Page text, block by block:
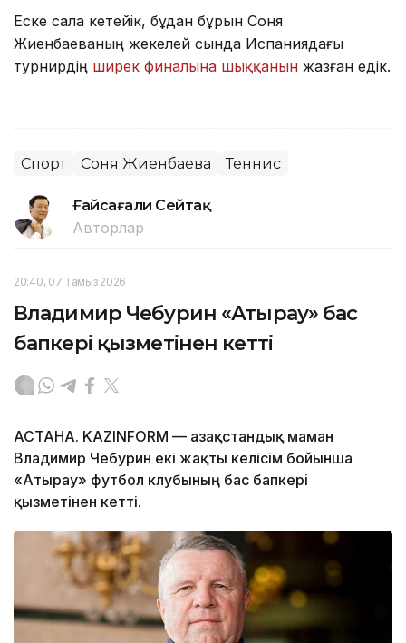
Еске сала кетейік, бұдан бұрын Соня
Жиенбаеваның жекелей сында Испаниядағы
турнирдің ширек финалына шыққанын жазған едік.
Спорт Соня Жиенбаева Теннис
Ғайсағали Сейтақ
Авторлар
20:40, 07 Тамыз 2026
Владимир Чебурин «Атырау» бас
бапкері қызметінен кетті
АСТАНА. KAZINFORM — Қазақстандық маман
Владимир Чебурин екі жақты келісім бойынша
«Атырау» футбол клубының бас бапкері
қызметінен кетті.